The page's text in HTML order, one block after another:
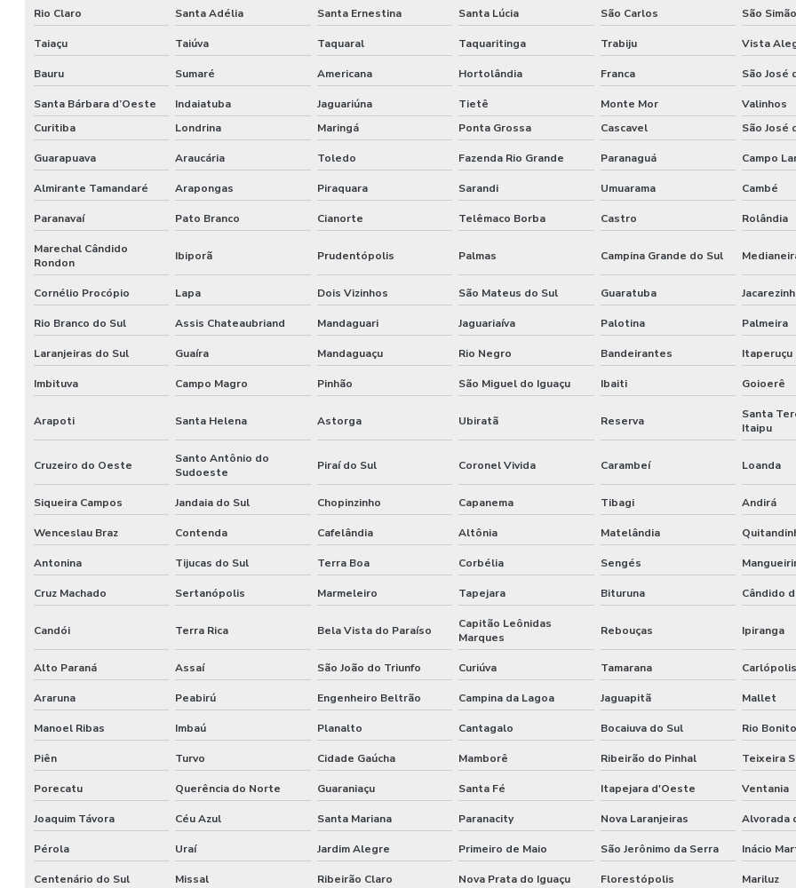
Rio Claro Santa Adélia Santa Ernestina Santa Lúcia São Carlos São Simão
Taiaçu Taiúva Taquaral Taquaritinga Trabiju Vista
Bauru Sumaré Americana Hortolândia Franca São José
Santa Bárbara d’Oeste Indaiatuba Jaguariúna Tietê Monte Mor
Valinhos
Curitiba
Londrina Maringá Ponta Grossa Cascavel São José
Guarapuava Araucária Toledo Fazenda Rio Grande Paranaguá Campo
Almirante Tamandaré Arapongas Piraquara Sarandi Umuarama Cambé
Paranavaí Pato Branco Cianorte Telêmaco Borba Castro Rolândia
Marechal Cândido
Rondon
Ibiporã Prudentópolis Palmas Campina Grande do Sul
Cornélio Procópio Lapa Dois Vizinhos São Mateus do Sul Guaratuba
Rio Branco do Sul Assis Chateaubriand Mandaguari Jaguariaíva Palotina Palmeira
Laranjeiras do Sul Guaíra Mandaguaçu Rio Negro Bandeirantes Itaperuçu
Imbituva Campo Magro Pinhão São Miguel do Iguaçu Ibaiti Goioerê
Arapoti Santa Helena Astorga Ubiratã Reserva
Santa
Itaipu
Cruzeiro do Oeste
Santo Antônio do
Sudoeste
Piraí do Sul Coronel Vivida Carambeí Loanda
Siqueira Campos Jandaia do Sul Chopinzinho Capanema Tibagi Andirá
Wenceslau Braz Contenda Cafelândia Altônia Matelândia
Antonina Tijucas do Sul Terra Boa Corbélia Sengés
Cruz Machado Sertanópolis Marmeleiro Tapejara Bituruna Cândido
Candói Terra Rica Bela Vista do Paraíso
Capitão Leônidas
Marques
Rebouças Ipiranga
Alto Paraná Assaí São João do Triunfo Curiúva Tamarana Carlópolis
Araruna Peabirú Engenheiro Beltrão Campina da Lagoa Jaguapitã Mallet
Manoel Ribas Imbaú Planalto Cantagalo Bocaiuva do Sul Rio
Piên Turvo Cidade Gaúcha Mamborê Ribeirão do Pinhal Teixeira
Porecatu Querência do Norte Guaraniaçu Santa Fé Itapejara d'Oeste Ventania
Joaquim Távora Céu Azul Santa Mariana Paranacity Nova Laranjeiras Alvorada
Pérola Uraí Jardim Alegre Primeiro de Maio São Jerônimo da Serra Inácio
Centenário do Sul Missal Ribeirão Claro Nova Prata do Iguaçu Florestópolis Mariluz